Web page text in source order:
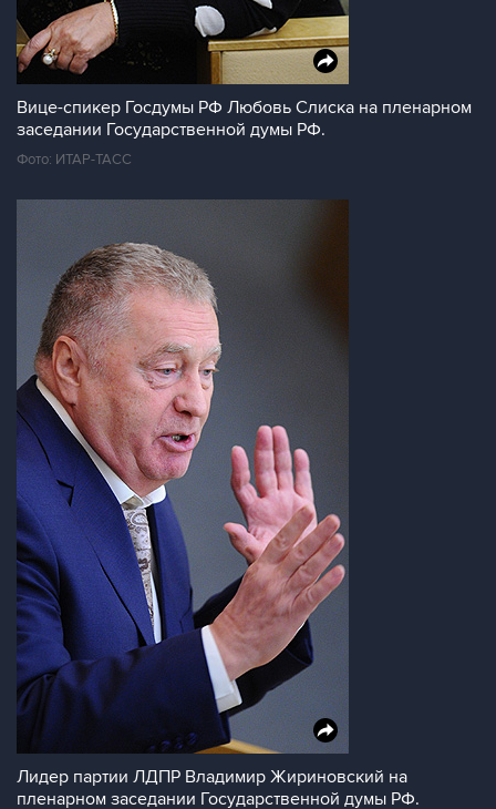
Вице-спикер Госдумы РФ Любовь Слиска на пленарном
заседании Государственной думы РФ.
Фото: ИТАР-ТАСС
Лидер партии ЛДПР Владимир Жириновский на
пленарном заседании Государственной думы РФ.